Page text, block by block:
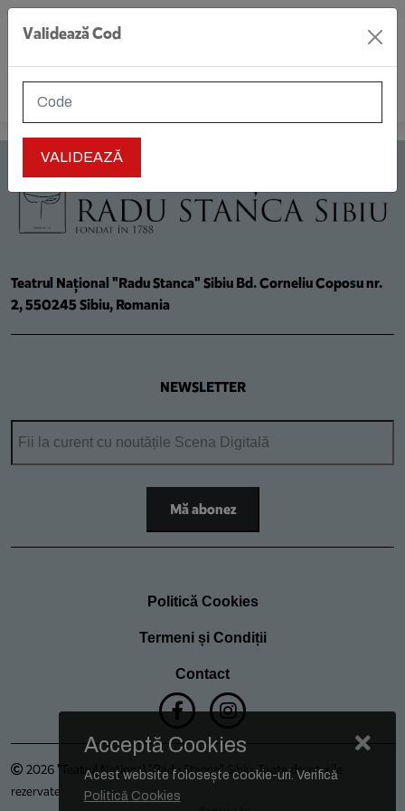
MENIU
Validează Cod
Teatrul Național "Radu Stanca" Sibiu Bd. Corneliu Coposu nr.
2, 550245 Sibiu, Romania
NEWSLETTER
Politică Cookies
Termeni și Condiții
Contact
2026 "Teatrul Național "Radu Stanca" Sibiu. Toate drepturile
rezervate
Acceptă Cookies
Acest website folosește cookie-uri. Verifică
Politică Cookies